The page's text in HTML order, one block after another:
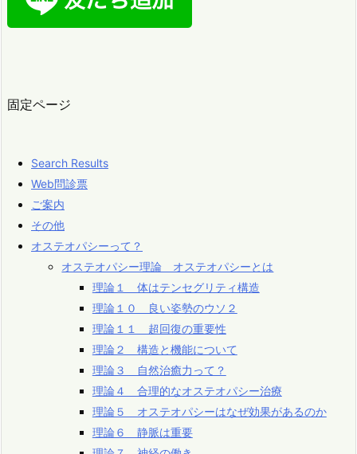
固定ページ
Search Results
Web問診票
ご案内
その他
オステオパシーって？
オステオパシー理論 オステオパシーとは
理論１ 体はテンセグリティ構造
理論１０ 良い姿勢のウソ２
理論１１ 超回復の重要性
理論２ 構造と機能について
理論３ 自然治癒力って？
理論４ 合理的なオステオパシー治療
理論５ オステオパシーはなぜ効果があるのか
理論６ 静脈は重要